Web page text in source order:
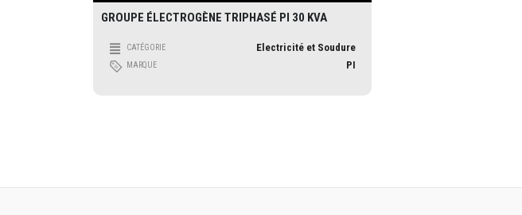
GROUPE ÉLECTROGÈNE TRIPHASÉ PI 30 KVA
CATÉGORIE Electricité et Soudure
MARQUE PI